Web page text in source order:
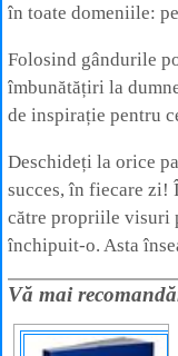
în toate domeniile:
Folosind gândurile
îmbunătățiri la
de inspirație pentru
Deschideți la orice
succes, în fiecare zi!
către propriile visuri
închipuit-o. Asta
Vă mai